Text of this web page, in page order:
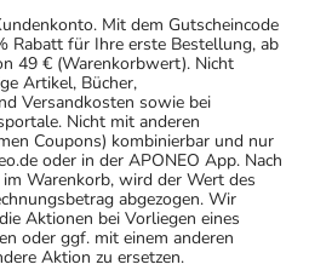
Mit dem Gutscheincode
Rabatt für Ihre erste Bestellung, ab
49 € (Warenkorbwert). Nicht
Artikel, Bücher,
Versandkosten sowie bei
Nicht mit anderen
Coupons) kombinierbar und nur
oder in der APONEO App. Nach
Warenkorb, wird der Wert des
abgezogen. Wir
Aktionen bei Vorliegen eines
oder ggf. mit einem anderen
Aktion zu ersetzen.